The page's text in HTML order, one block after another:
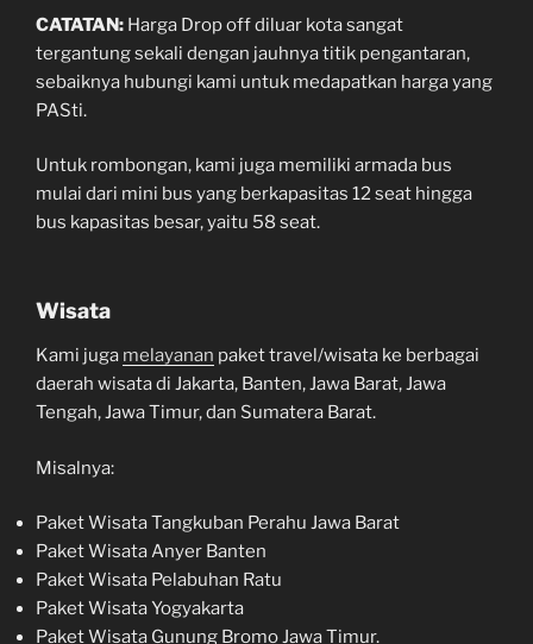
CATATAN: Harga Drop off diluar kota sangat
tergantung sekali dengan jauhnya titik pengantaran,
sebaiknya hubungi kami untuk medapatkan harga yang
PASti.
Untuk rombongan, kami juga memiliki armada bus
mulai dari mini bus yang berkapasitas 12 seat hingga
bus kapasitas besar, yaitu 58 seat.
Wisata
Kami juga melayanan paket travel/wisata ke berbagai
daerah wisata di Jakarta, Banten, Jawa Barat, Jawa
Tengah, Jawa Timur, dan Sumatera Barat.
Misalnya:
Paket Wisata Tangkuban Perahu Jawa Barat
Paket Wisata Anyer Banten
Paket Wisata Pelabuhan Ratu
Paket Wisata Yogyakarta
Paket Wisata Gunung Bromo Jawa Timur.